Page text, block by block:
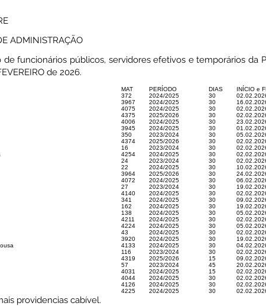
ADMINISTRAÇÃO
de funcionários públicos, servidores efetivos e temporários da
de 2026.
MAT PERÍODO DIAS
INÍCIO e
372 2024/2025 30
3967 2024/2025 30
4075 2024/2025 30
4375 2025/2026 30
4006 2024/2025 30
3945 2024/2025 30
350 2023/2024 30
4374 2025/2026 30
16 2023/2024 30
4254 2024/2025 30
24 2023/2024 30
22 2024/2025 30
3964 2025/2026 30
4072 2024/2025 30
27 2023/2024 30
4140 2024/2025 30
341 2024/2025 30
162 2024/2025 30
138 2024/2025 30
4211 2024/2025 30
4224 2024/2025 30
43 2024/2025 30
3920 2024/2025 30
4133 2024/2025 30
116 2023/2024 30
4319 2025/2026 15
57 2023/2024 45
4031 2024/2025 15
4044 2024/2025 30
4126 2024/2025 30
4225 2024/2025 30
providencias cabível.